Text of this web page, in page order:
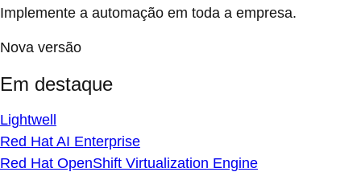
Implemente a automação em toda a empresa.
Nova versão
Em destaque
Lightwell
Red Hat AI Enterprise
Red Hat OpenShift Virtualization Engine